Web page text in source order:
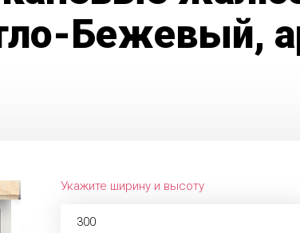
Бежевый,
Укажите ширину и высоту